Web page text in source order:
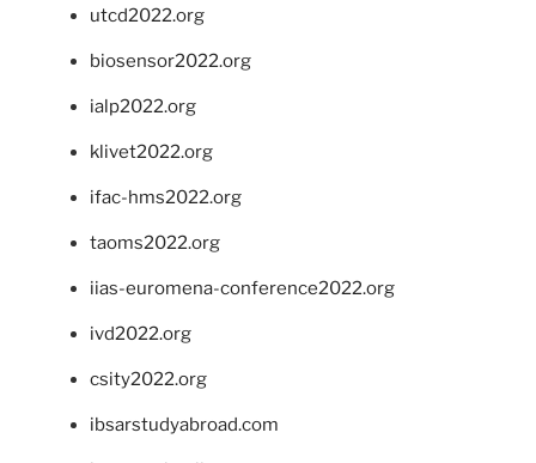
utcd2022.org
biosensor2022.org
ialp2022.org
klivet2022.org
ifac-hms2022.org
taoms2022.org
iias-euromena-conference2022.org
ivd2022.org
csity2022.org
ibsarstudyabroad.com